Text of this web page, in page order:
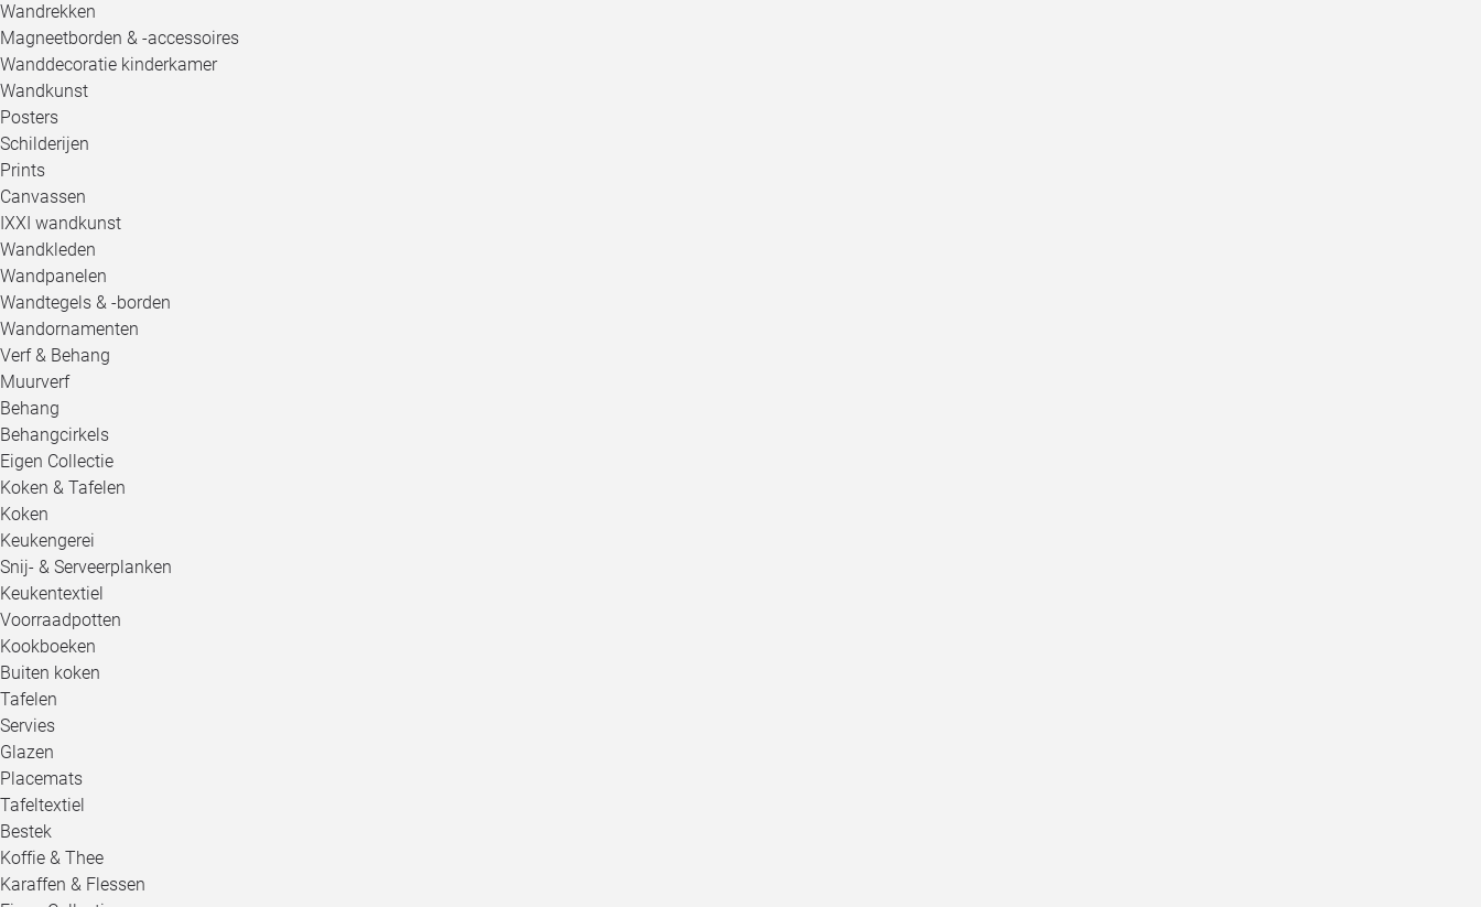
Wandrekken
Magneetborden & -accessoires
Wanddecoratie kinderkamer
Wandkunst
Posters
Schilderijen
Prints
Canvassen
IXXI wandkunst
Wandkleden
Wandpanelen
Wandtegels & -borden
Wandornamenten
Verf & Behang
Muurverf
Behang
Behangcirkels
Eigen Collectie
Koken & Tafelen
Koken
Keukengerei
Snij- & Serveerplanken
Keukentextiel
Voorraadpotten
Kookboeken
Buiten koken
Tafelen
Servies
Glazen
Placemats
Tafeltextiel
Bestek
Koffie & Thee
Karaffen & Flessen